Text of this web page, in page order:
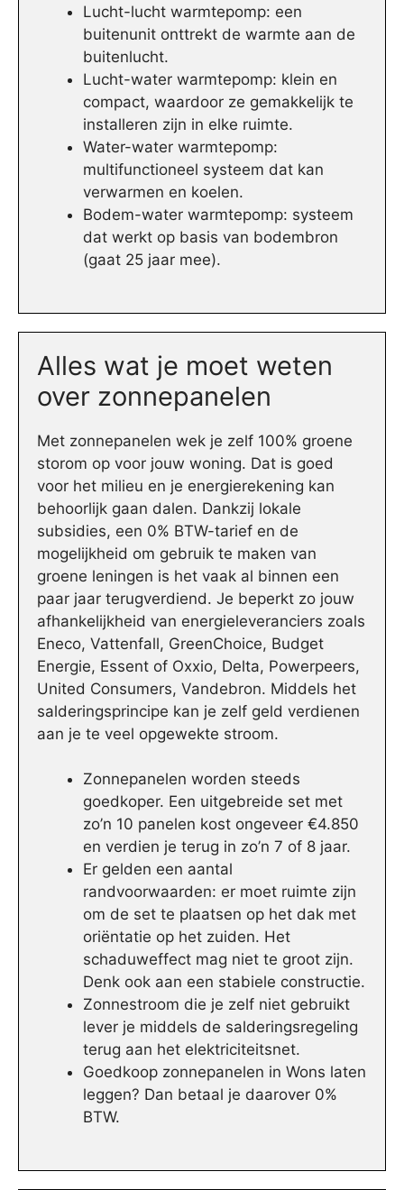
Lucht-lucht warmtepomp: een
buitenunit onttrekt de warmte aan de
buitenlucht.
Lucht-water warmtepomp: klein en
compact, waardoor ze gemakkelijk te
installeren zijn in elke ruimte.
Water-water warmtepomp:
multifunctioneel systeem dat kan
verwarmen en koelen.
Bodem-water warmtepomp: systeem
dat werkt op basis van bodembron
(gaat 25 jaar mee).
Alles wat je moet weten
over zonnepanelen
Met zonnepanelen wek je zelf 100% groene
storom op voor jouw woning. Dat is goed
voor het milieu en je energierekening kan
behoorlijk gaan dalen. Dankzij lokale
subsidies, een 0% BTW-tarief en de
mogelijkheid om gebruik te maken van
groene leningen is het vaak al binnen een
paar jaar terugverdiend. Je beperkt zo jouw
afhankelijkheid van energieleveranciers zoals
Eneco, Vattenfall, GreenChoice, Budget
Energie, Essent of Oxxio, Delta, Powerpeers,
United Consumers, Vandebron. Middels het
salderingsprincipe kan je zelf geld verdienen
aan je te veel opgewekte stroom.
Zonnepanelen worden steeds
goedkoper. Een uitgebreide set met
zo’n 10 panelen kost ongeveer €4.850
en verdien je terug in zo’n 7 of 8 jaar.
Er gelden een aantal
randvoorwaarden: er moet ruimte zijn
om de set te plaatsen op het dak met
oriëntatie op het zuiden. Het
schaduweffect mag niet te groot zijn.
Denk ook aan een stabiele constructie.
Zonnestroom die je zelf niet gebruikt
lever je middels de salderingsregeling
terug aan het elektriciteitsnet.
Goedkoop zonnepanelen in Wons laten
leggen? Dan betaal je daarover 0%
BTW.